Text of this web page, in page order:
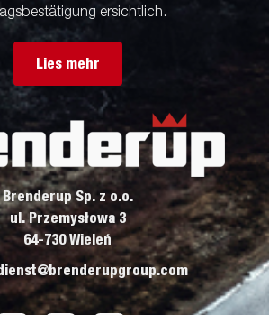
ersichtlich.
Lies mehr
Brenderup Sp. z o.o.
ul. Przemysłowa 3
64-730 Wieleń